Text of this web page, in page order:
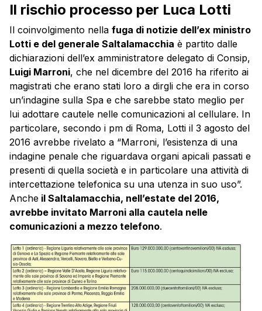
Il rischio processo per Luca Lotti
Il coinvolgimento nella fuga di notizie dell’ex ministro
Lotti e del generale Saltalamacchia è partito dalle
dichiarazioni dell’ex amministratore delegato di Consip,
Luigi Marroni, che nel dicembre del 2016 ha riferito ai
magistrati che erano stati loro a dirgli che era in corso
un’indagine sulla Spa e che sarebbe stato meglio per
lui adottare cautele nelle comunicazioni al cellulare. In
particolare, secondo i pm di Roma, Lotti il 3 agosto del
2016 avrebbe rivelato a “Marroni, l’esistenza di una
indagine penale che riguardava organi apicali passati e
presenti di quella società e in particolare una attività di
intercettazione telefonica su una utenza in suo uso”.
Anche il Saltalamacchia, nell’estate del 2016,
avrebbe invitato Marroni alla cautela nelle
comunicazioni a mezzo telefono.